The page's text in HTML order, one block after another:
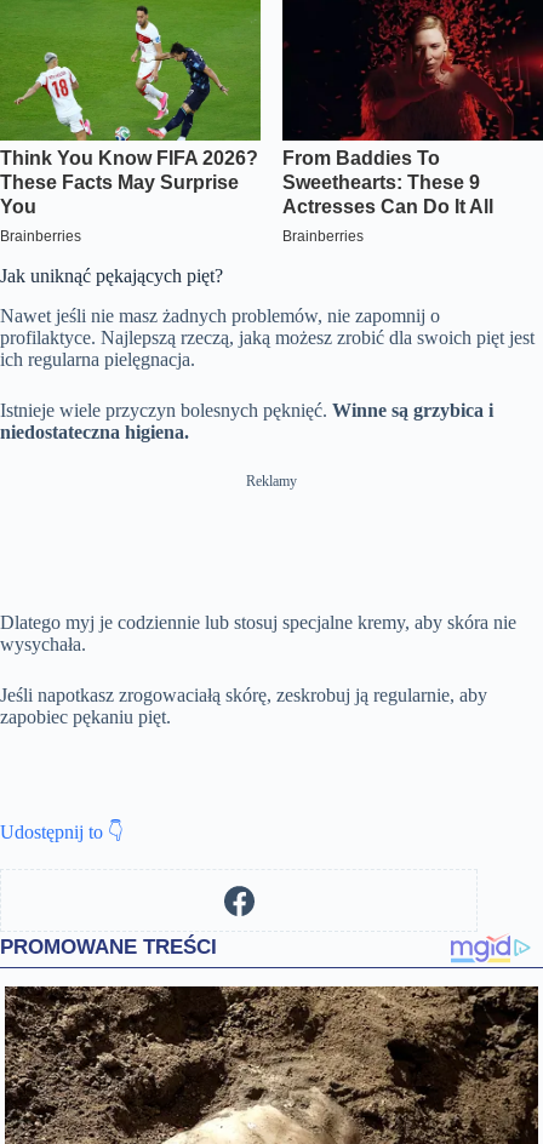
Jak uniknąć pękających pięt?
Nawet jeśli nie masz żadnych problemów, nie zapomnij o
profilaktyce. Najlepszą rzeczą, jaką możesz zrobić dla swoich pięt jest
ich regularna pielęgnacja.
Istnieje wiele przyczyn bolesnych pęknięć. Winne są grzybica i
niedostateczna higiena.
Reklamy
Dlatego myj je codziennie lub stosuj specjalne kremy, aby skóra nie
wysychała.
Jeśli napotkasz zrogowaciałą skórę, zeskrobuj ją regularnie, aby
zapobiec pękaniu pięt.
Udostępnij to 👇